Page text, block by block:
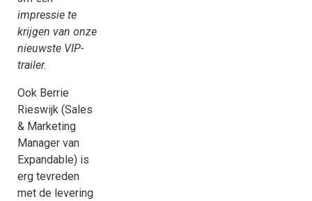
impressie te
krijgen van onze
nieuwste VIP-
trailer.
Ook Berrie
Rieswijk (Sales
& Marketing
Manager van
Expandable) is
erg tevreden
met de levering